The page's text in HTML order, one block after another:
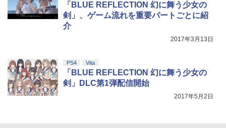
「BLUE REFLECTION 幻に舞う少女の
剣」、ゲーム流れを重要パートごとに紹
介
2017年3月13日
PS4 Vita
「BLUE REFLECTION 幻に舞う少女の
剣」DLC第1弾配信開始
2017年5月2日